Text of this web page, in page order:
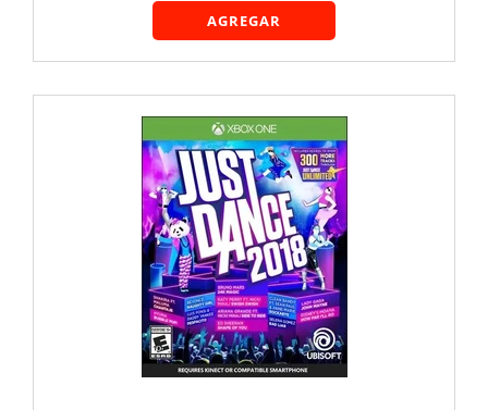
AGREGAR